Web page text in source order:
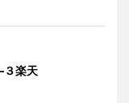
３楽天